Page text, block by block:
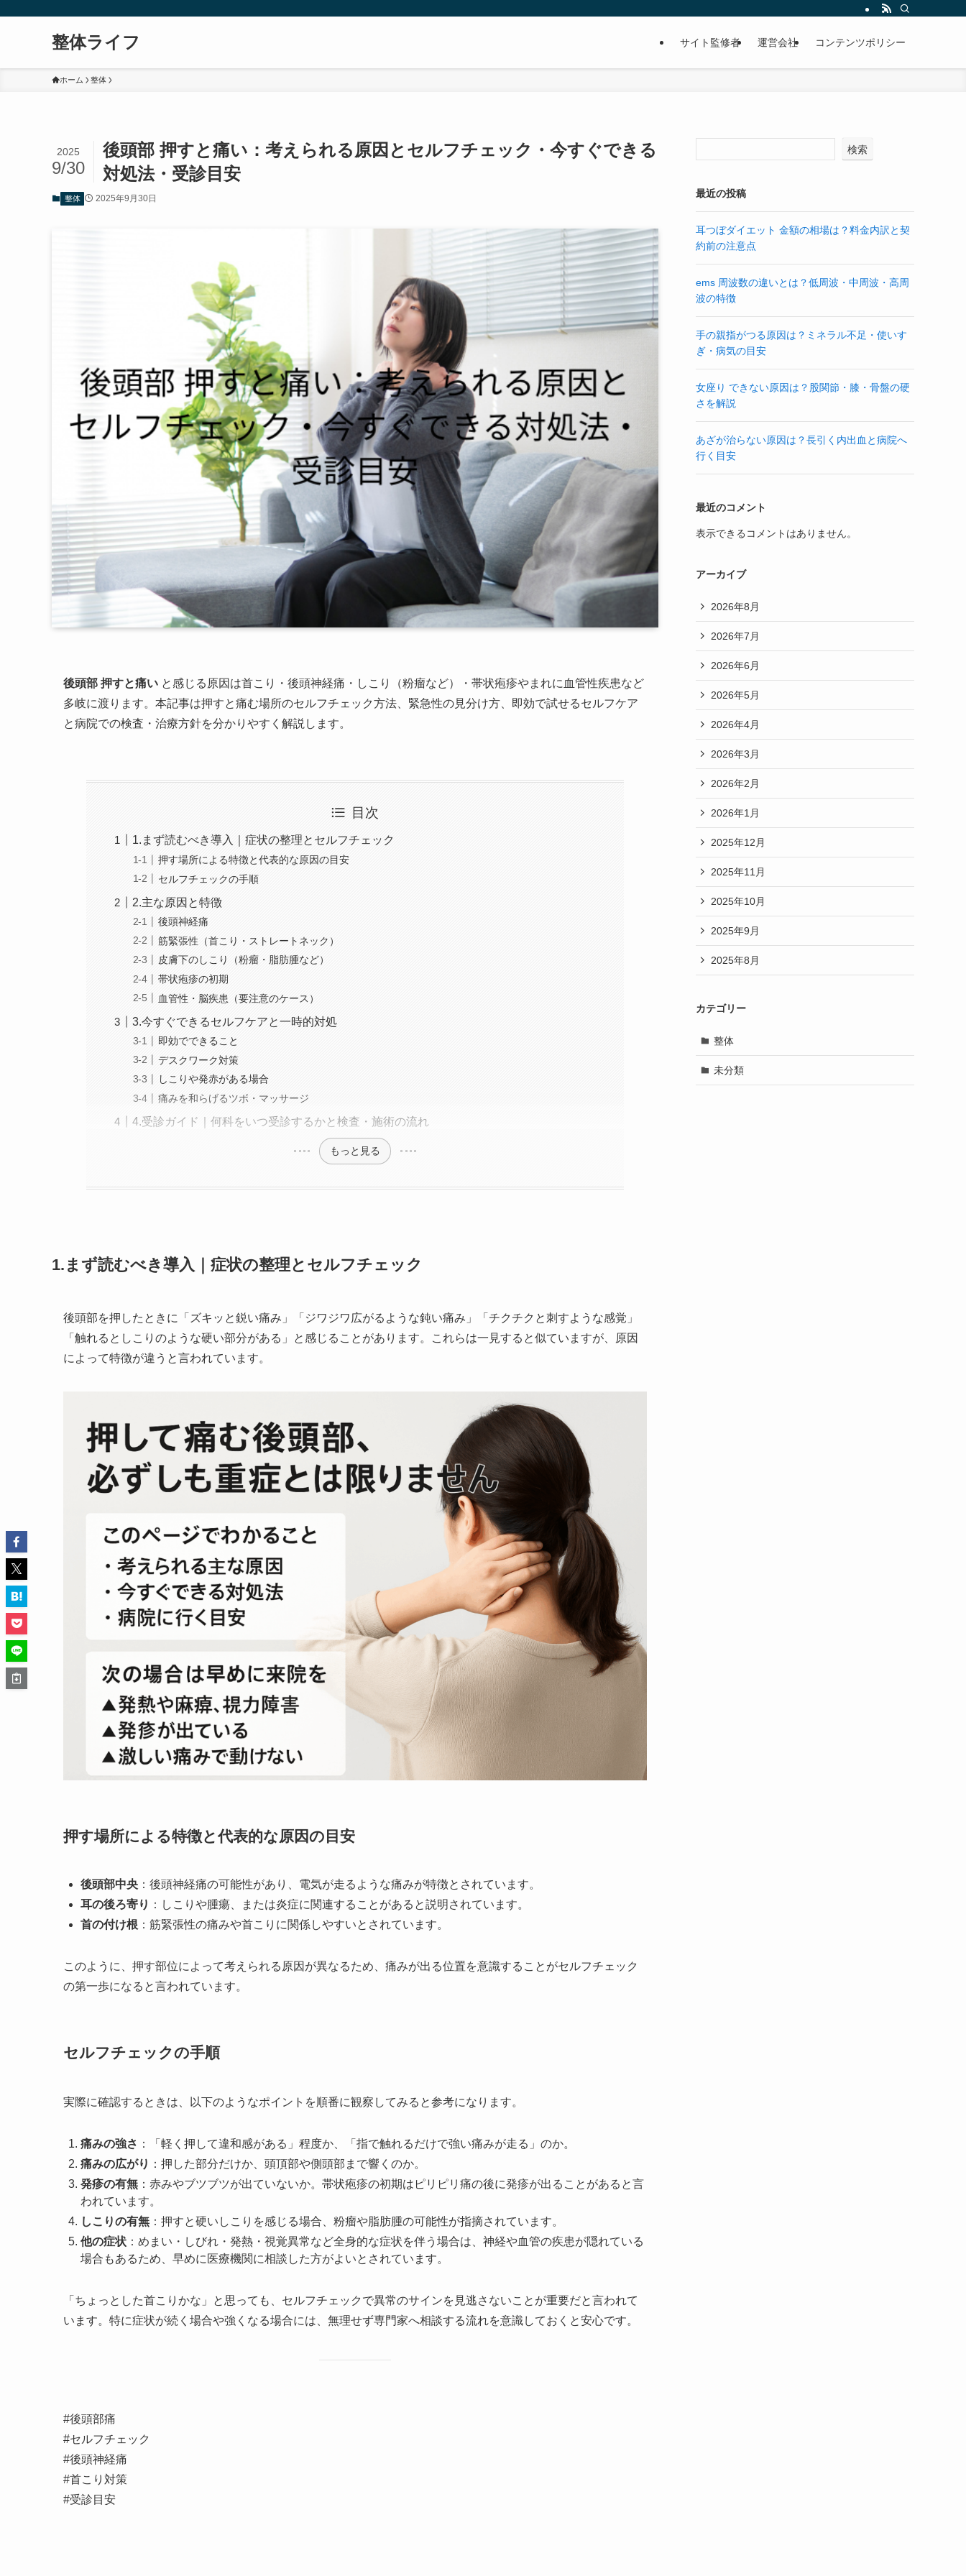
整体ライフ サイト監修者 運営会社 コンテンツポリシー
ホーム 整体
後頭部 押すと痛い：考えられる原因とセルフチェック・今すぐできる
対処法・受診目安
2025
9/30
整体 2025年9月30日
後頭部 押すと痛い と感じる原因は首こり・後頭神経痛・しこり（粉瘤など）・帯状疱疹やまれに血管性疾患など
多岐に渡ります。本記事は押すと痛む場所のセルフチェック方法、緊急性の見分け方、即効で試せるセルフケア
と病院での検査・治療方針を分かりやすく解説します。
目次
1.まず読むべき導入｜症状の整理とセルフチェック
押す場所による特徴と代表的な原因の目安
セルフチェックの手順
2.主な原因と特徴
後頭神経痛
筋緊張性（首こり・ストレートネック）
皮膚下のしこり（粉瘤・脂肪腫など）
帯状疱疹の初期
血管性・脳疾患（要注意のケース）
3.今すぐできるセルフケアと一時的対処
即効でできること
デスクワーク対策
しこりや発赤がある場合
痛みを和らげるツボ・マッサージ
4.受診ガイド｜何科をいつ受診するかと検査・施術の流れ
もっと見る
1.まず読むべき導入｜症状の整理とセルフチェック
後頭部を押したときに「ズキッと鋭い痛み」「ジワジワ広がるような鈍い痛み」「チクチクと刺すような感覚」
「触れるとしこりのような硬い部分がある」と感じることがあります。これらは一見すると似ていますが、原因
によって特徴が違うと言われています。
押す場所による特徴と代表的な原因の目安
後頭部中央 ：後頭神経痛の可能性があり、電気が走るような痛みが特徴とされています。
耳の後ろ寄り ：しこりや腫瘍、または炎症に関連することがあると説明されています。
首の付け根 ：筋緊張性の痛みや首こりに関係しやすいとされています。
このように、押す部位によって考えられる原因が異なるため、痛みが出る位置を意識することがセルフチェック
の第一歩になると言われています。
セルフチェックの手順
実際に確認するときは、以下のようなポイントを順番に観察してみると参考になります。
痛みの強さ ：「軽く押して違和感がある」程度か、「指で触れるだけで強い痛みが走る」のか。
痛みの広がり ：押した部分だけか、頭頂部や側頭部まで響くのか。
発疹の有無 ：赤みやブツブツが出ていないか。帯状疱疹の初期はピリピリ痛の後に発疹が出ることがあると言
われています。
しこりの有無 ：押すと硬いしこりを感じる場合、粉瘤や脂肪腫の可能性が指摘されています。
他の症状 ：めまい・しびれ・発熱・視覚異常など全身的な症状を伴う場合は、神経や血管の疾患が隠れている
場合もあるため、早めに医療機関に相談した方がよいとされています。
「ちょっとした首こりかな」と思っても、セルフチェックで異常のサインを見逃さないことが重要だと言われて
います。特に症状が続く場合や強くなる場合には、無理せず専門家へ相談する流れを意識しておくと安心です。
#後頭部痛
#セルフチェック
#後頭神経痛
#首こり対策
#受診目安
検索
最近の投稿
耳つぼダイエット 金額の相場は？料金内訳と契
約前の注意点
ems 周波数の違いとは？低周波・中周波・高周
波の特徴
手の親指がつる原因は？ミネラル不足・使いす
ぎ・病気の目安
女座り できない原因は？股関節・膝・骨盤の硬
さを解説
あざが治らない原因は？長引く内出血と病院へ
行く目安
最近のコメント
表示できるコメントはありません。
アーカイブ
2026年8月
2026年7月
2026年6月
2026年5月
2026年4月
2026年3月
2026年2月
2026年1月
2025年12月
2025年11月
2025年10月
2025年9月
2025年8月
カテゴリー
整体
未分類